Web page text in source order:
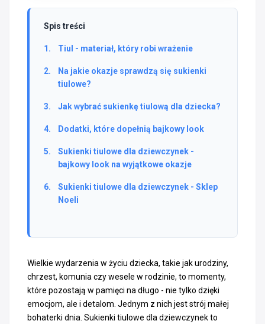
Spis treści
Tiul - materiał, który robi wrażenie
Na jakie okazje sprawdzą się sukienki
tiulowe?
Jak wybrać sukienkę tiulową dla dziecka?
Dodatki, które dopełnią bajkowy look
Sukienki tiulowe dla dziewczynek -
bajkowy look na wyjątkowe okazje
Sukienki tiulowe dla dziewczynek - Sklep
Noeli
Wielkie wydarzenia w życiu dziecka, takie jak urodziny,
chrzest, komunia czy wesele w rodzinie, to momenty,
które pozostają w pamięci na długo - nie tylko dzięki
emocjom, ale i detalom. Jednym z nich jest strój małej
bohaterki dnia. Sukienki tiulowe dla dziewczynek to